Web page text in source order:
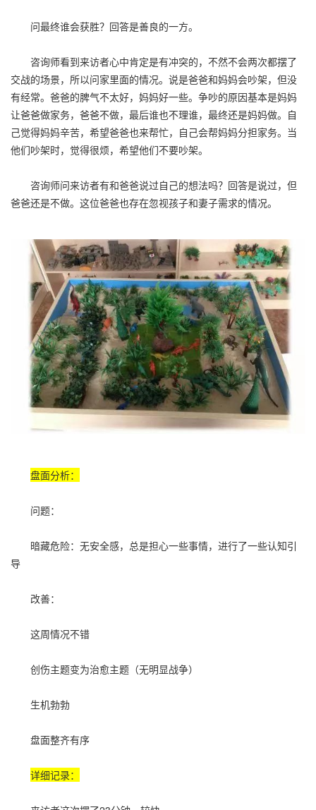
问最终谁会获胜？回答是善良的一方。
咨询师看到来访者心中肯定是有冲突的，不然不会两次都摆了
交战的场景，所以问家里面的情况。说是爸爸和妈妈会吵架，但没
有经常。爸爸的脾气不太好，妈妈好一些。争吵的原因基本是妈妈
让爸爸做家务，爸爸不做，最后谁也不理谁，最终还是妈妈做。自
己觉得妈妈辛苦，希望爸爸也来帮忙，自己会帮妈妈分担家务。当
他们吵架时，觉得很烦，希望他们不要吵架。
咨询师问来访者有和爸爸说过自己的想法吗？回答是说过，但
爸爸还是不做。这位爸爸也存在忽视孩子和妻子需求的情况。
盘面分析：
问题：
暗藏危险：无安全感，总是担心一些事情，进行了一些认知引
导
改善：
这周情况不错
创伤主题变为治愈主题（无明显战争）
生机勃勃
盘面整齐有序
详细记录：